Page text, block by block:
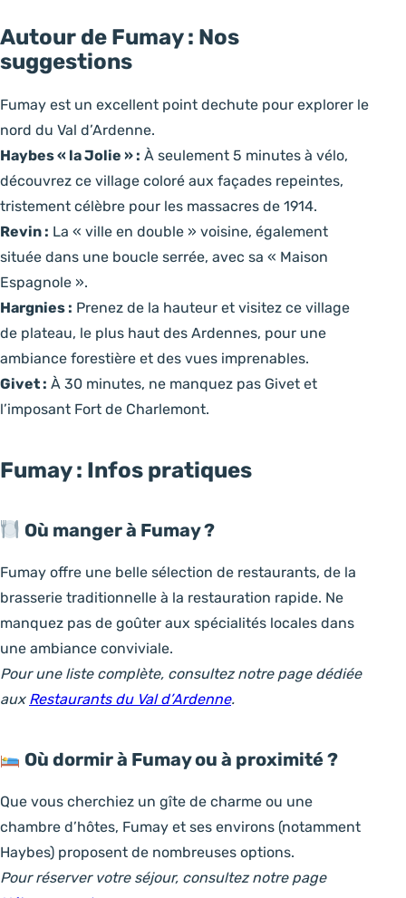
Autour de Fumay : Nos
suggestions
Fumay est un excellent point dechute pour explorer le
nord du Val d’Ardenne.
Haybes « la Jolie » : À seulement 5 minutes à vélo,
découvrez ce village coloré aux façades repeintes,
tristement célèbre pour les massacres de 1914.
Revin : La « ville en double » voisine, également
située dans une boucle serrée, avec sa « Maison
Espagnole ».
Hargnies : Prenez de la hauteur et visitez ce village
de plateau, le plus haut des Ardennes, pour une
ambiance forestière et des vues imprenables.
Givet : À 30 minutes, ne manquez pas Givet et
l’imposant Fort de Charlemont.
Fumay : Infos pratiques
Où manger à Fumay ?
Fumay offre une belle sélection de restaurants, de la
brasserie traditionnelle à la restauration rapide. Ne
manquez pas de goûter aux spécialités locales dans
une ambiance conviviale.
Pour une liste complète, consultez notre page dédiée
aux Restaurants du Val d’Ardenne.
Où dormir à Fumay ou à proximité ?
Que vous cherchiez un gîte de charme ou une
chambre d’hôtes, Fumay et ses environs (notamment
Haybes) proposent de nombreuses options.
Pour réserver votre séjour, consultez notre page